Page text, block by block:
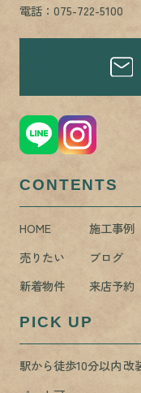
電話：075-722-5100
CONTENTS
HOME 施工事例
売りたい
ブログ
新着物件
来店予約
PICK UP
駅から徒歩10分以内改